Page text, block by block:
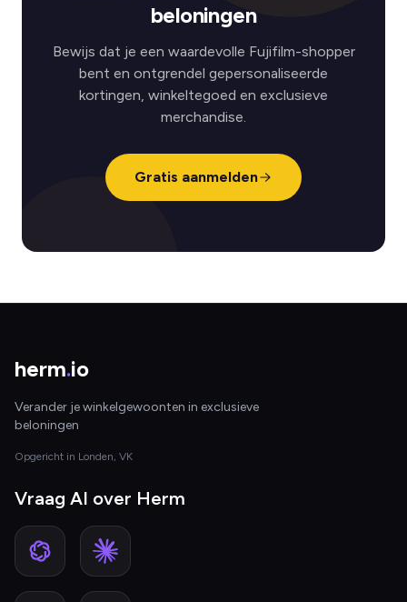
beloningen
Bewijs dat je een waardevolle Fujifilm-shopper
bent en ontgrendel gepersonaliseerde
kortingen, winkeltegoed en exclusieve
merchandise.
Gratis aanmelden
herm.io
Verander je winkelgewoonten in exclusieve
beloningen
Opgericht in Londen, VK
Vraag AI over Herm